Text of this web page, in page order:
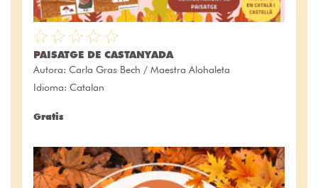
PAISATGE DE CASTANYADA
Autora: Carla Gras Bech / Maestra Alohaleta
Idioma: Catalan
Gratis